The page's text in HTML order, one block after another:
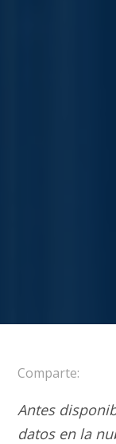
Comparte:
Antes
datos en la